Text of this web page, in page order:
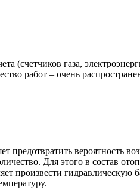
(счетчиков газа,
работ – очень
предотвратить вероятность
Для этого в состав
произвести гидравлическую